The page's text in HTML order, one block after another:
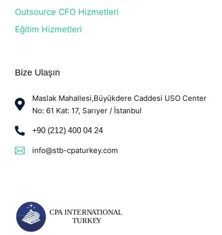
Outsource CFO Hizmetleri
Eğitim Hizmetleri
Bize Ulaşın
Maslak Mahallesi,Büyükdere Caddesi USO Center
No: 61 Kat: 17, Sarıyer / İstanbul
+90 (212) 400 04 24
info@stb-cpaturkey.com